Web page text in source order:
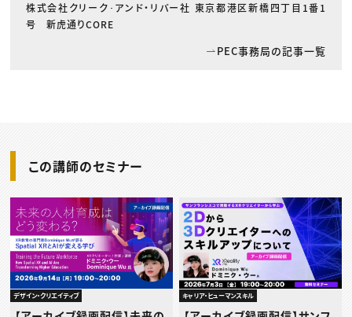
株式会社クリーク･アンド・リバー社 東京都港区新橋四丁目1番1
号 新虎通りCORE
PEC事務局の記事一覧
この講師のセミナー
デザイン・クリエイティブ キャリア・ヒューマンスキル